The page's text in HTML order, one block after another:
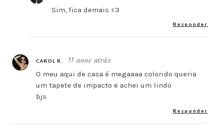
Sim, fica demais <3
Responder
CAROL R.
11 anos atrás
O meu aqui de casa é megaaaa colorido queria
um tapete de impacto e achei um lindo
bjs
Responder